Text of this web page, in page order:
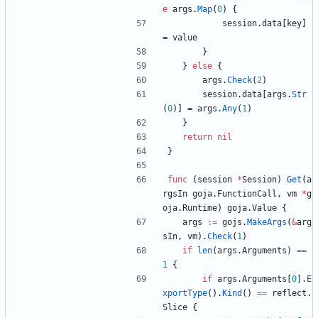
e args . Map(0)
{
session.data key
= value
}
} else {
args .Check(2)
session.data args .Str
(0) = args .Any( 1)
}
return nil
}
func ( session *Session) Get (a
rgsIn goja. FunctionCall , vm *g
oja. Runtime) goja.Value {
args
:= gojs . MakeArgs (&arg
sIn, vm) .Check( 1)
if
len(args .Arguments )
==
1 {
if args .Arguments 0 . E
xportType( ) . Kind ( ) == reflect .
Slice {